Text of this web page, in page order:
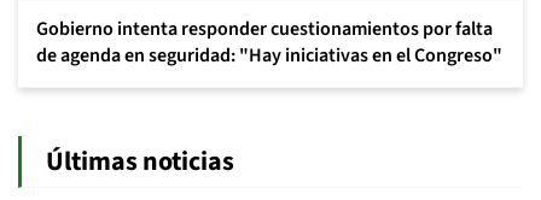
Gobierno intenta responder cuestionamientos por falta
de agenda en seguridad: "Hay iniciativas en el Congreso"
Últimas noticias